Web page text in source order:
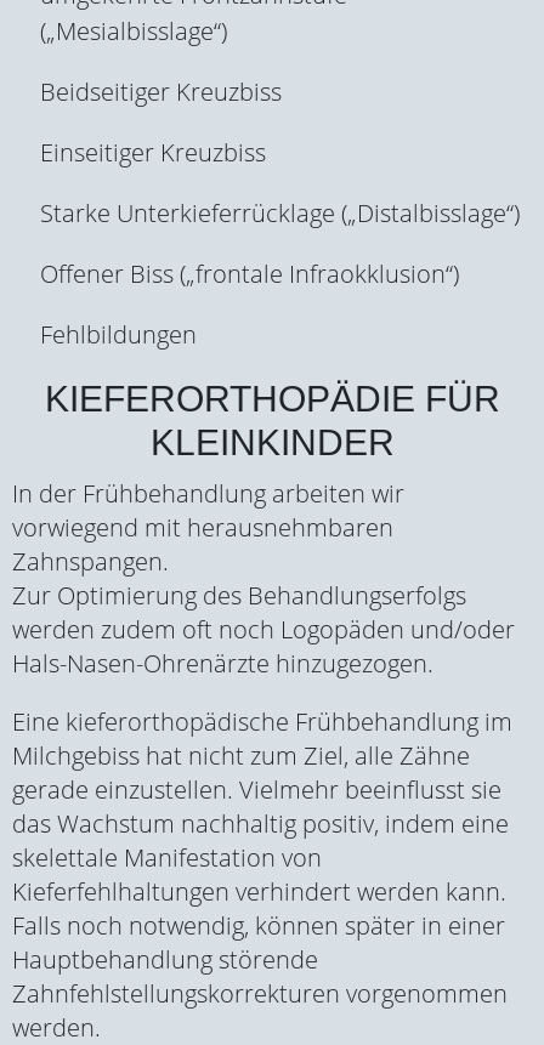
(„Mesialbisslage“)
Beidseitiger Kreuzbiss
Einseitiger Kreuzbiss
Starke Unterkieferrücklage („Distalbisslage“)
Offener Biss („frontale Infraokklusion“)
Fehlbildungen
KIEFERORTHOPÄDIE FÜR
KLEINKINDER
In der Frühbehandlung arbeiten wir
vorwiegend mit herausnehmbaren
Zahnspangen.
Zur Optimierung des Behandlungserfolgs
werden zudem oft noch Logopäden und/oder
Hals-Nasen-Ohrenärzte hinzugezogen.
Eine kieferorthopädische Frühbehandlung im
Milchgebiss hat nicht zum Ziel, alle Zähne
gerade einzustellen. Vielmehr beeinflusst sie
das Wachstum nachhaltig positiv, indem eine
skelettale Manifestation von
Kieferfehlhaltungen verhindert werden kann.
Falls noch notwendig, können später in einer
Hauptbehandlung störende
Zahnfehlstellungskorrekturen vorgenommen
werden.